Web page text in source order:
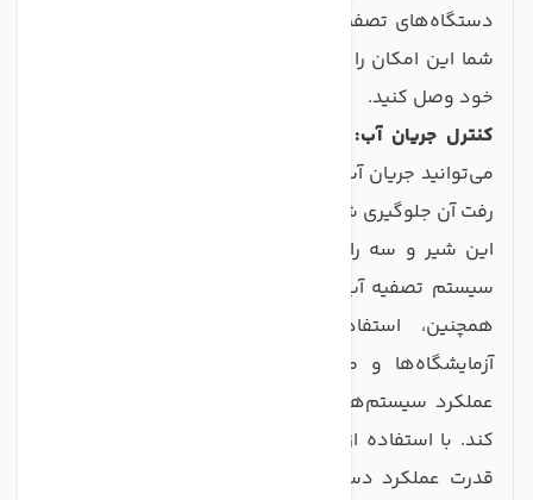
دستگاه‌های تصفیه آب موجود در بازار سازگار است و به
شما این امکان را می‌دهد که آن را به آسانی به سیستم
خود وصل کنید.
کنترل جریان آب:
می‌توانید جریان آب را به طور دقیق کنترل کنید تا از هدر
رفت آن جلوگیری شود.
این شیر و سه راهی به ویژه برای افرادی که به تازگی
سیستم تصفیه آب را تهیه کرده‌اند، بسیار مناسب است.
همچنین، استفاده از این محصول در کارگاه‌ها،
آزمایشگاه‌ها و محیط‌های صنعتی می‌تواند به بهبود
عملکرد سیستم‌های آبیاری و تأمین آب مورد نیاز کمک
قدرت عملکرد دستگاه تصفیه آب افزایش می‌یابد بلکه